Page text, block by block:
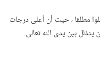
مطلقا ، حيث أن أعلى درجات
يتذلل بين يدى الله تعالى